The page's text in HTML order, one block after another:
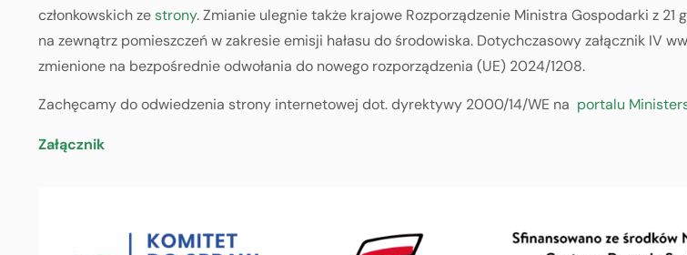
członkowskich zestrony. Zmianie ulegnie także krajowe Rozporządzenie Ministra Gospodarki z
na zewnątrz pomieszczeń w zakresie emisji hałasu do środowiska. Dotychczasowy załącznik IV
zmienione na bezpośrednie odwołania do nowego rozporządzenia (UE) 2024/1208.
Zachęcamy do odwiedzenia strony internetowej dot. dyrektywy 2000/14/WE na portalu
Załącznik